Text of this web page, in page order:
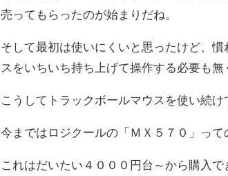
売ってもらったのが始まりだね。
そして最初は使いにくいと思ったけど、
スをいちいち持ち上げて操作する必要も無
こうしてトラックボールマウスを使い続け
今まではロジクールの「ＭＸ５７０」って
これはだいたい４０００円台～から購入